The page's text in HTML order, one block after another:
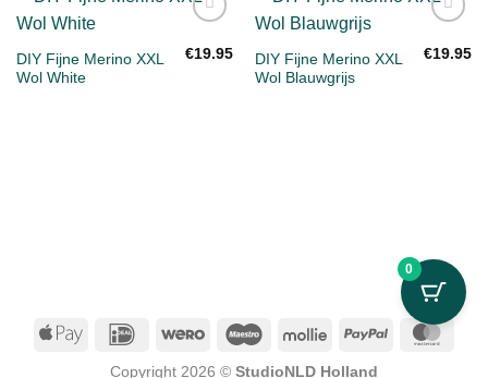
aan
verlanglijst
DIY Fijne Merino XXL
Wol White
€19.95
aan
verlanglijst
DIY Fijne Merino XXL
Wol Blauwgrijs
€19.95
Apple
IDeal Wero Maestro Mollie PayPal
Copyright 2026 © StudioNLD Holland
0